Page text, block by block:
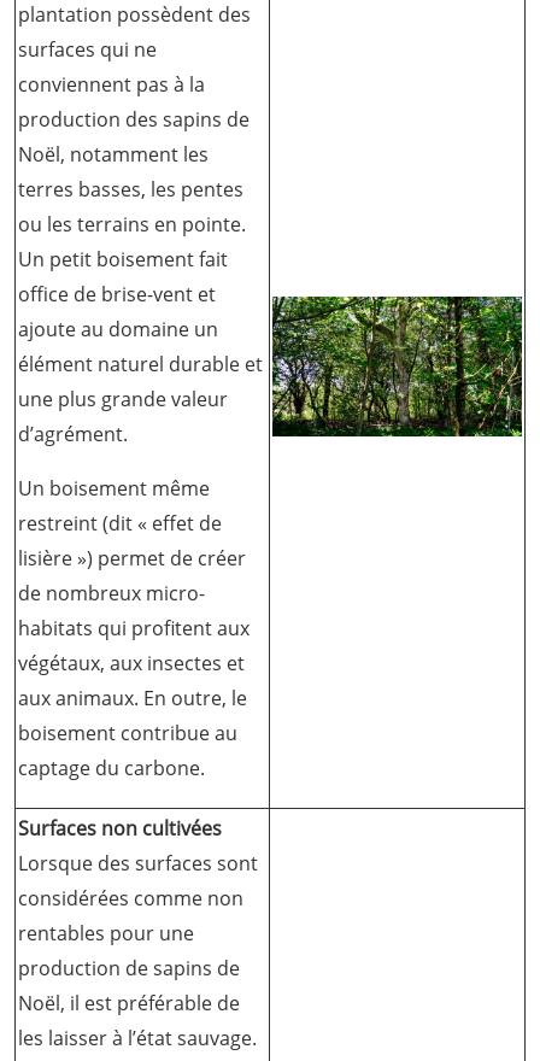
plantation possèdent des
surfaces qui ne
conviennent pas à la
production des sapins de
Noël, notamment les
terres basses, les pentes
ou les terrains en pointe.
Un petit boisement fait
office de brise-vent et
ajoute au domaine un
élément naturel durable et
une plus grande valeur
d’agrément.
Un boisement même
restreint (dit « effet de
lisière ») permet de créer
de nombreux micro-
habitats qui profitent aux
végétaux, aux insectes et
aux animaux. En outre, le
boisement contribue au
captage du carbone.
Surfaces non cultivées
Lorsque des surfaces sont
considérées comme non
rentables pour une
production de sapins de
Noël, il est préférable de
les laisser à l’état sauvage.